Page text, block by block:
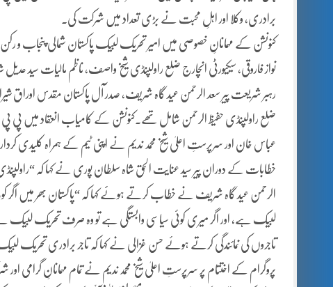
برادری، وکلا اور اہلِ محبت نے بڑی تعداد میں شرکت کی۔
کنونشن کے مہمانانِ خصوصی میں امیر تحریک لبیک پاکستان شمالی پنجاب و
نواز فاروقی، سیکیورٹی انچارج ضلع راولپنڈی شیخ واصف، ناظم مالیات سید
رہبر شریعت پیر سعد الرحمن عید گاہ شریف، صدر آل پاکستان مقدس اوراق
عباس خان اور سرپرستِ اعلیٰ شیخ محمد ندیم نے اپنی ٹیم کے ہمراہ کلیدی کردار
الرحمن عید گاہ شریف نے خطاب کرتے ہوئے کہا کہ “پاکستان بھر میں
لبیک ہے، اور اگر میری کوئی سیاسی وابستگی ہے تو وہ صرف تحریک
تاجروں کی نمائندگی کرتے ہوئے حسن غزالی نے کہا کہ تاجر برادری
پروگرام کے اختتام پر سرپرستِ اعلیٰ شیخ محمد ندیم نے تمام مہمانانِ گرامی اور